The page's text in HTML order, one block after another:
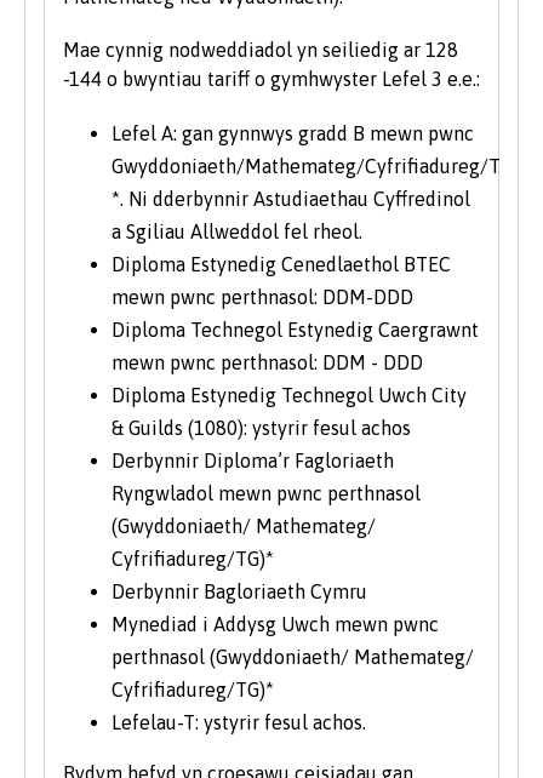
Mae cynnig nodweddiadol yn seiliedig ar 128
-144 o bwyntiau tariff o gymhwyster Lefel 3 e.e.:
Lefel A: gan gynnwys gradd B mewn pwnc
Gwyddoniaeth/Mathemateg/Cyfrifiadureg/TG
*. Ni dderbynnir Astudiaethau Cyffredinol
a Sgiliau Allweddol fel rheol.
Diploma Estynedig Cenedlaethol BTEC
mewn pwnc perthnasol: DDM-DDD
Diploma Technegol Estynedig Caergrawnt
mewn pwnc perthnasol: DDM - DDD
Diploma Estynedig Technegol Uwch City
& Guilds (1080): ystyrir fesul achos
Derbynnir Diploma’r Fagloriaeth
Ryngwladol mewn pwnc perthnasol
(Gwyddoniaeth/ Mathemateg/
Cyfrifiadureg/TG)*
Derbynnir Bagloriaeth Cymru
Mynediad i Addysg Uwch mewn pwnc
perthnasol (Gwyddoniaeth/ Mathemateg/
Cyfrifiadureg/TG)*
Lefelau-T: ystyrir fesul achos.
Rydym hefyd yn croesawu ceisiadau gan